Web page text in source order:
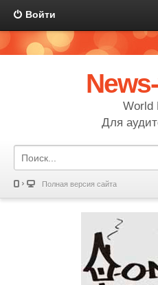
Войти
World
Для
Полная версия сайта